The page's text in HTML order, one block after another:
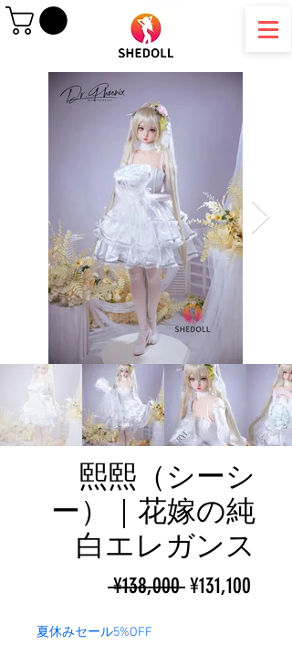
熙熙（シーシ
ー）｜花嫁の純
白エレガンス
¥138,000 ราคา
¥131,100
夏休みセール5%OFF